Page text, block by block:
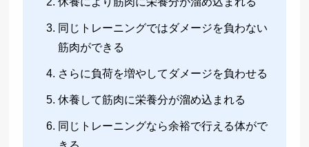
同じトレーニングではダメージを負わない
筋肉ができる
さらに負荷を増やしてダメージを負わせる
休養して筋肉に栄養分が溜め込まれる
同じトレーニングなら余裕で行える体がで